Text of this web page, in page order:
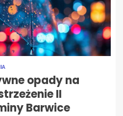
opady na
II
Barwice